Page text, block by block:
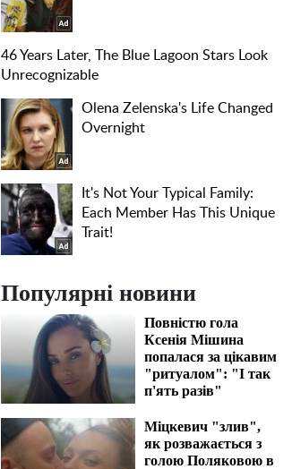
Популярні новини
Повністю гола
Ксенія Мішина
попалася за цікавим
"ритуалом": "І так
п'ять разів"
Міцкевич "злив",
як розважається з
голою Поляковою в